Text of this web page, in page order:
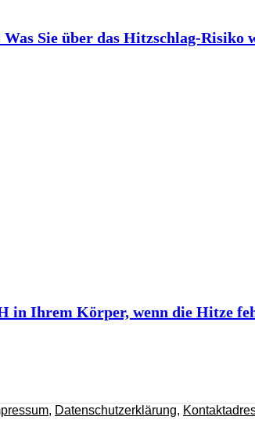
Sie über das Hitzschlag-Risiko
in Ihrem Körper, wenn die Hitze
, Datenschutzerklärung,